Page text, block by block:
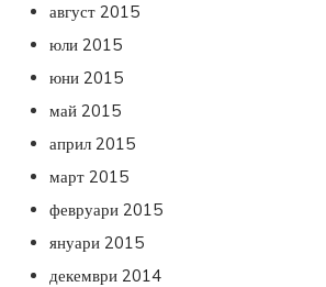
август 2015
юли 2015
юни 2015
май 2015
април 2015
март 2015
февруари 2015
януари 2015
декември 2014